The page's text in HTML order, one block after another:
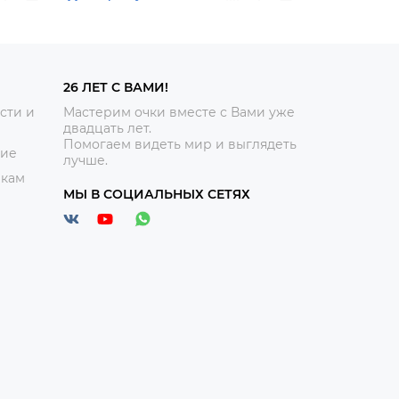
и
26 ЛЕТ С ВАМИ!
Мастерим очки вместе с Вами уже
двадцать лет.
Помогаем видеть мир и выглядеть
лучше.
МЫ В СОЦИАЛЬНЫХ СЕТЯХ